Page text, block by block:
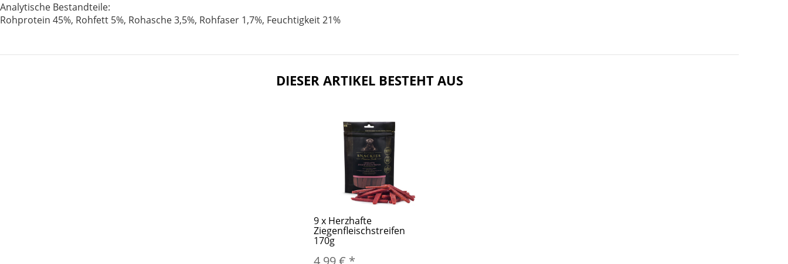
Analytische Bestandteile:
Rohprotein 45%, Rohfett 5%, Rohasche 3,5%, Rohfaser 1,7%, Feuchtigkeit 21%
DIESER ARTIKEL BESTEHT AUS
9x Herzhafte
Ziegenfleischstreifen
170g